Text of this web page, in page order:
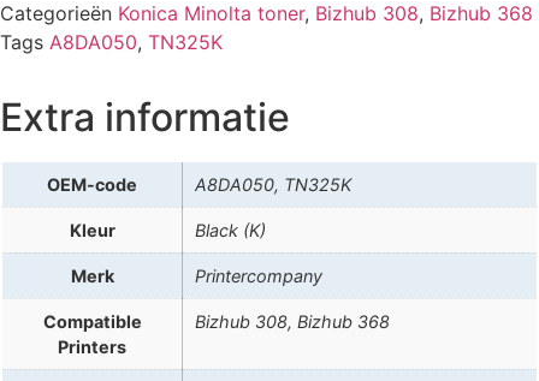
Categorieën Konica Minolta toner, Bizhub 308, Bizhub 368
Tags A8DA050, TN325K
Extra informatie
OEM-code A8DA050, TN325K
Kleur Black (K)
Merk Printercompany
Compatible
Printers
Bizhub 308, Bizhub 368